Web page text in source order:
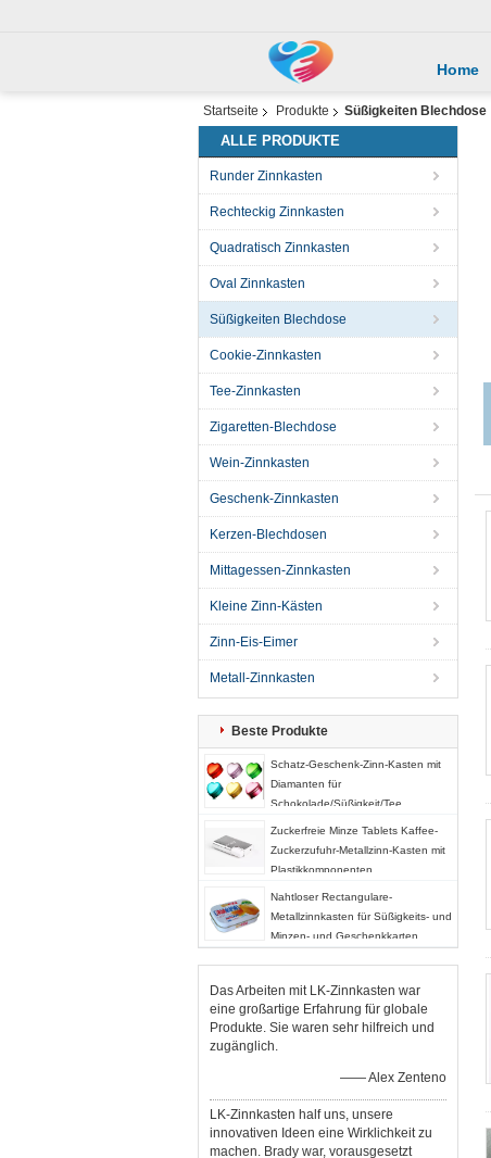
Home
Startseite Produkte Süßigkeiten Blechdose
ALLE PRODUKTE
Runder Zinnkasten
Rechteckig Zinnkasten
Quadratisch Zinnkasten
Oval Zinnkasten
Süßigkeiten Blechdose
Cookie-Zinnkasten
Tee-Zinnkasten
Zigaretten-Blechdose
Wein-Zinnkasten
Geschenk-Zinnkasten
Kerzen-Blechdosen
Mittagessen-Zinnkasten
Kleine Zinn-Kästen
Zinn-Eis-Eimer
Metall-Zinnkasten
Beste Produkte
Schatz-Geschenk-Zinn-Kasten mit
Diamanten für
Schokolade/Süßigkeit/Tee
Zuckerfreie Minze Tablets Kaffee-
Zuckerzufuhr-Metallzinn-Kasten mit
Plastikkomponenten
Nahtloser Rectangulare-
Metallzinnkasten für Süßigkeits- und
Minzen- und Geschenkkarten
Das Arbeiten mit LK-Zinnkasten war
eine großartige Erfahrung für globale
Produkte. Sie waren sehr hilfreich und
zugänglich.
—— Alex Zenteno
LK-Zinnkasten half uns, unsere
innovativen Ideen eine Wirklichkeit zu
machen. Brady war, vorausgesetzt